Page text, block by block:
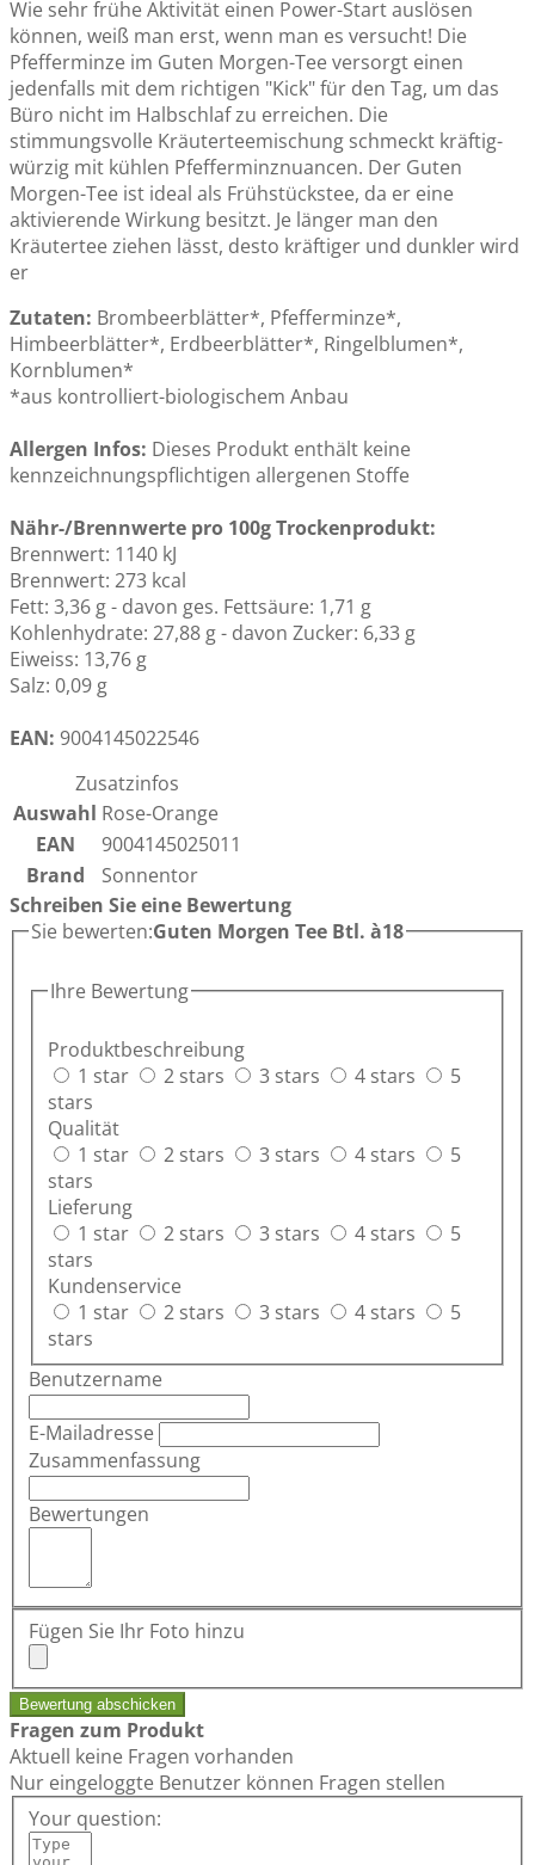
Wie sehr frühe Aktivität einen Power-Start auslösen
können, weiß man erst, wenn man es versucht! Die
Pfefferminze im Guten Morgen-Tee versorgt einen
jedenfalls mit dem richtigen "Kick" für den Tag, um das
Büro nicht im Halbschlaf zu erreichen. Die
stimmungsvolle Kräuterteemischung schmeckt kräftig-
würzig mit kühlen Pfefferminznuancen. Der Guten
Morgen-Tee ist ideal als Frühstückstee, da er eine
aktivierende Wirkung besitzt. Je länger man den
Kräutertee ziehen lässt, desto kräftiger und dunkler wird
er
Zutaten: Brombeerblätter*, Pfefferminze*,
Himbeerblätter*, Erdbeerblätter*, Ringelblumen*,
Kornblumen*
*aus kontrolliert-biologischem Anbau
Allergen Infos: Dieses Produkt enthält keine
kennzeichnungspflichtigen allergenen Stoffe
Nähr-/Brennwerte pro 100g Trockenprodukt:
Brennwert: 1140 kJ
Brennwert: 273 kcal
Fett: 3,36 g - davon ges. Fettsäure: 1,71 g
Kohlenhydrate: 27,88 g - davon Zucker: 6,33 g
Eiweiss: 13,76 g
Salz: 0,09 g
EAN: 9004145022546
Zusatzinfos
Auswahl Rose-Orange
EAN
9004145025011
Brand
Sonnentor
Schreiben Sie eine Bewertung
Sie bewerten:Guten Morgen Tee Btl. à18
Ihre Bewertung
Produktbeschreibung
1 star
2 stars 3 stars 4 stars
5
stars
Qualität
1 star
2 stars 3 stars 4 stars
5
stars
Lieferung
1 star
2 stars 3 stars 4 stars
5
stars
Kundenservice
1 star
2 stars 3 stars 4 stars
5
stars
Benutzername
E-Mailadresse
Zusammenfassung
Bewertungen
Fügen Sie Ihr Foto hinzu
Bewertung abschicken
Fragen zum Produkt
Aktuell keine Fragen vorhanden
Nur eingeloggte Benutzer können Fragen stellen
Your question: